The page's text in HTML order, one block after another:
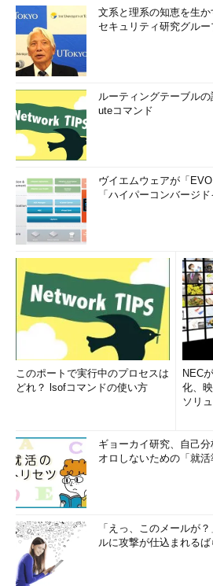
文系と理系の知恵を生
セキュリティ研究グル
ルーティングテーブル
uteコマンド
ヴイエムウェアが「
「ハイパーコンバージ
このポートで実行中のプロセスは
どれ？ lsofコマンドの使い方
NEC
化、
ソリ
ギョーカイ研究、自己
オロしないための「就
「えっ、このメールが
ルに攻撃が仕込まれる